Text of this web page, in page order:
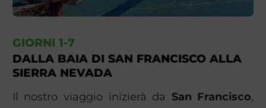
GIORNI 1-7
DALLA BAIA DI SAN FRANCISCO ALLA
SIERRA NEVADA
Il nostro viaggio inizierà da San Francisco,